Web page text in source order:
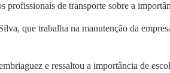
de transporte sobre a
que trabalha na manutenção da
e ressaltou a importância de